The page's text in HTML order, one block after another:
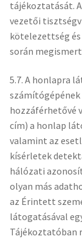
tájékoztatását.
vezetői
kötelezettség
során
5.7. A honlapra
számítógépének
hozzáférhetővé
cím) a honlap
valamint az
kísérletek
hálózati
olyan más
az Érintett
látogatásával
Tájékoztatóban